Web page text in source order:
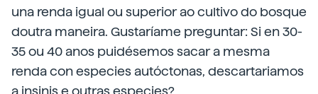
una renda igual ou superior ao cultivo do bosque
doutra maneira. Gustaríame preguntar: Si en 30-
35 ou 40 anos puidésemos sacar a mesma
renda con especies autóctonas, descartariamos
a insinis e outras especies?